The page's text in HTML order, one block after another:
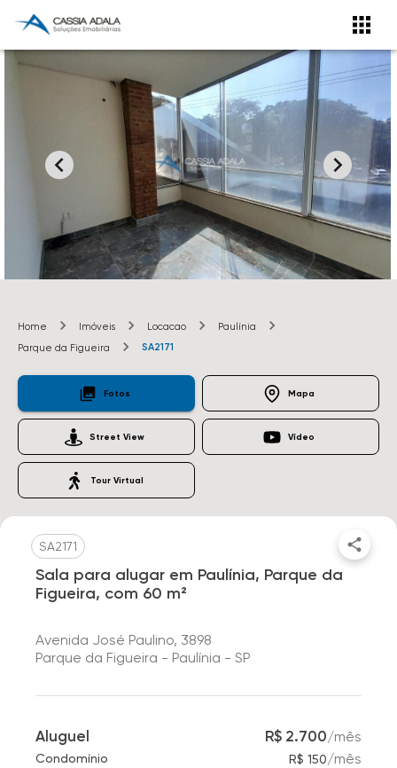
Home Imóveis Locacao
Paulínia
Parque da Figueira
SA2171
Fotos Mapa
Street View Vídeo
Tour Virtual
SA2171
Sala para alugar em Paulínia, Parque da
Figueira, com 60 m²
Avenida José Paulino, 3898
Parque da Figueira - Paulínia - SP
Aluguel R$ 2.700/mês
Condomínio R$ 150/mês